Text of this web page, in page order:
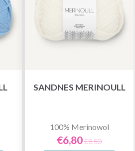
SANDNES MERINOULL
100% Merinowol
€6,80€8,50